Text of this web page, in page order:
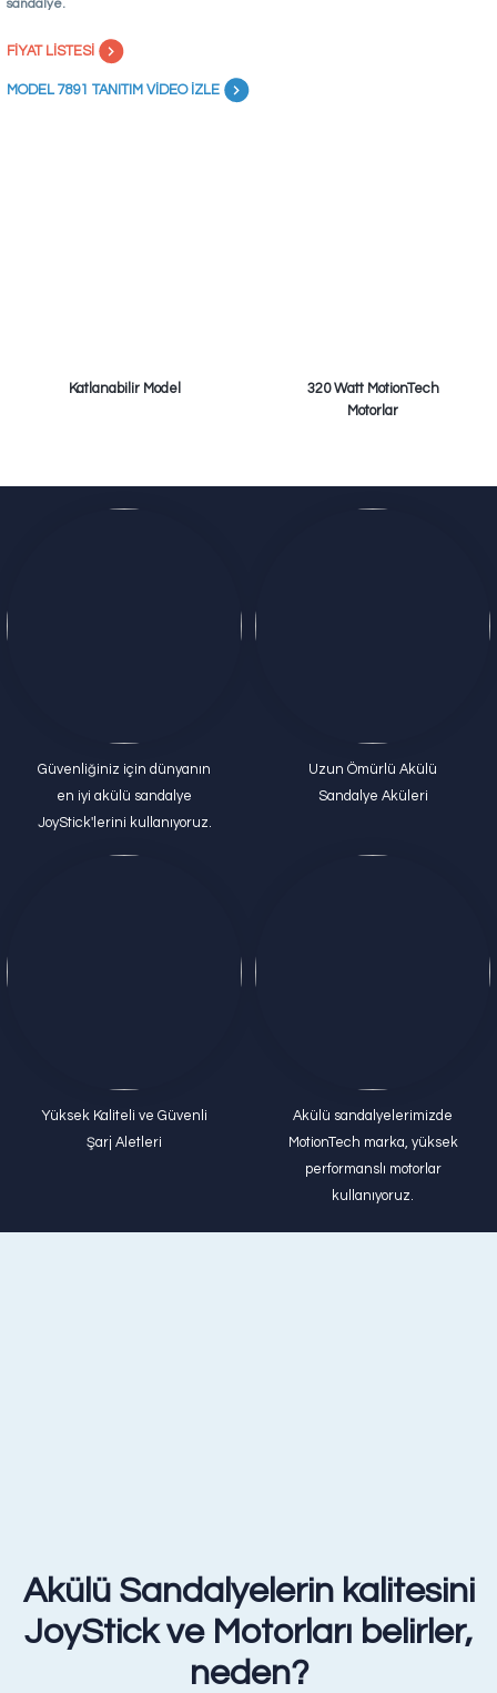
sandalye.
FİYAT LİSTESİ
MODEL 7891 TANITIM VİDEO İZLE
Katlanabilir Model
320 Watt MotionTech
Motorlar
Güvenliğiniz için dünyanın
en iyi akülü sandalye
JoyStick'lerini kullanıyoruz.
Uzun Ömürlü Akülü
Sandalye Aküleri
Yüksek Kaliteli ve Güvenli
Şarj Aletleri
Akülü sandalyelerimizde
MotionTech marka, yüksek
performanslı motorlar
kullanıyoruz.
Akülü Sandalyelerin kalitesini
JoyStick ve Motorları belirler,
neden?